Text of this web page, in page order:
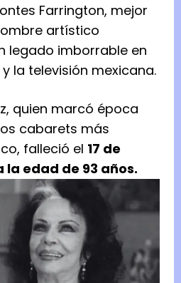
Farrington, mejor
artístico
legado imborrable en
la televisión mexicana.
quien marcó época
cabarets más
falleció el 17 de
la edad de 93 años.